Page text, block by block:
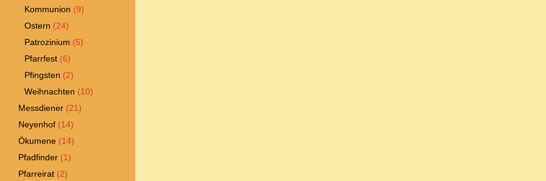
Kommunion (9)
Ostern (24)
Patrozinium (5)
Pfarrfest (6)
Pfingsten (2)
Weihnachten (10)
Messdiener (21)
Neyenhof (14)
Ökumene (14)
Pfadfinder (1)
Pfarreirat (2)